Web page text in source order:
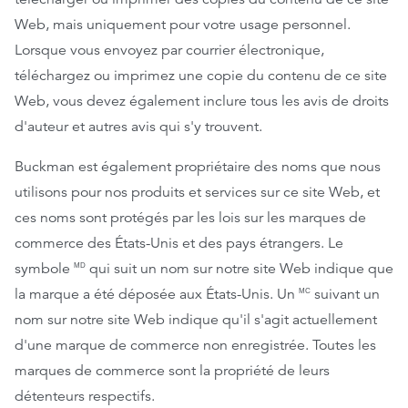
Web, mais uniquement pour votre usage personnel.
Lorsque vous envoyez par courrier électronique,
téléchargez ou imprimez une copie du contenu de ce site
Web, vous devez également inclure tous les avis de droits
d'auteur et autres avis qui s'y trouvent.
Buckman est également propriétaire des noms que nous
utilisons pour nos produits et services sur ce site Web, et
ces noms sont protégés par les lois sur les marques de
commerce des États-Unis et des pays étrangers. Le
symbole
MD qui suit un nom sur notre site Web indique que
la marque a été déposée aux États-Unis. Un
MC suivant un
nom sur notre site Web indique qu'il s'agit actuellement
d'une marque de commerce non enregistrée. Toutes les
marques de commerce sont la propriété de leurs
détenteurs respectifs.